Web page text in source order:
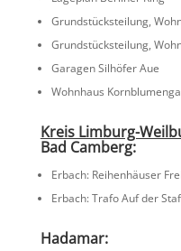
Grund­stücks­tei­lung,
Grund­stücks­tei­lung,
Garagen Silhöfer Aue
Wohnhaus
Kreis Limburg-
Bad Camberg:
Erbach: Reihen­häuser
Erbach: Trafo Auf der
Hadamar: